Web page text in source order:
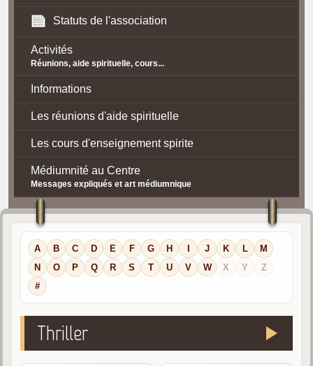
Statuts de l'association
Activités
Réunions, aide spirituelle, cours...
Informations
Les réunions d'aide spirituelle
Les cours d'enseignement spirite
Médiumnité au Centre
Messages expliqués et art médiumnique
Contact / Accès
Plan d'accès
Spiritisme
La doctrine Spirite
Les bases du spiritisme
Historique
A B C D E F G H J K L
M
N
O P Q R S T U V W X Y
Z
#
Thriller